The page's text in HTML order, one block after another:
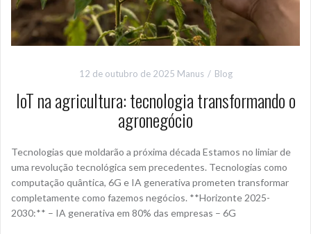
12 de outubro de 2025 Manus Blog
IoT na agricultura: tecnologia transformando o
agronegócio
Tecnologias que moldarão a próxima década Estamos no limiar de
uma revolução tecnológica sem precedentes. Tecnologias como
computação quântica, 6G e IA generativa prometen transformar
completamente como fazemos negócios. **Horizonte 2025-
2030:** – IA generativa em 80% das empresas – 6G